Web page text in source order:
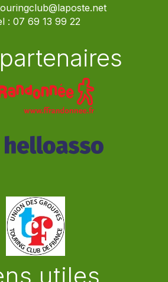
: 07 69 13 99 22
utiles